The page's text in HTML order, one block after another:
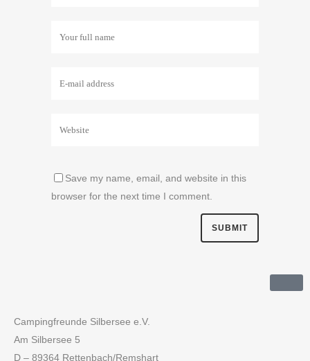
Save my name, email, and website in this
browser for the next time I comment.
Campingfreunde Silbersee e.V.
Am Silbersee 5
D – 89364 Rettenbach/Remshart